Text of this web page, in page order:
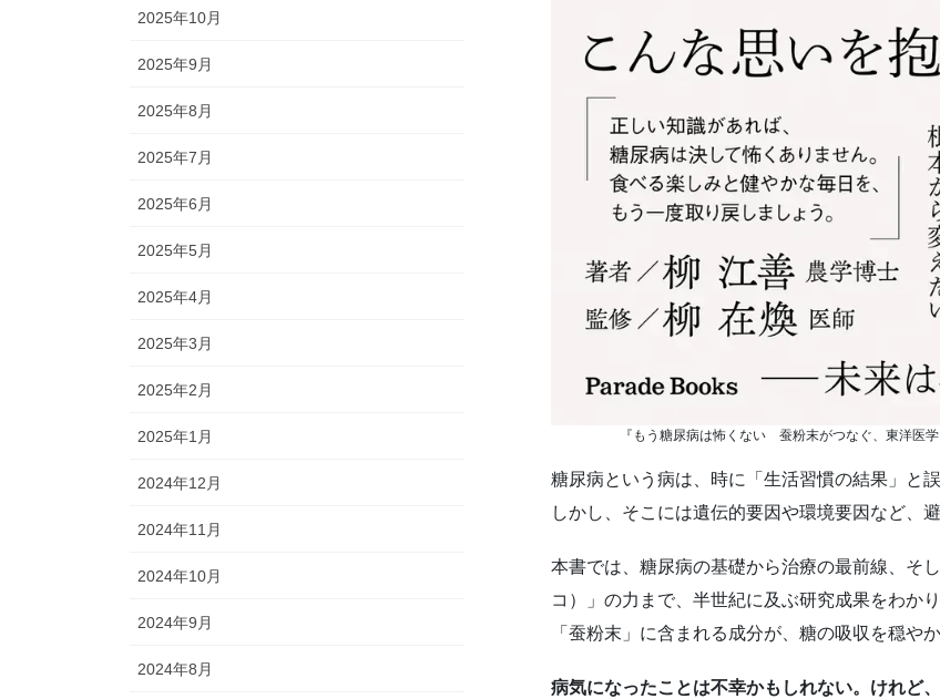
『もう糖尿病は怖くない 蚕粉末がつなぐ、東洋医
糖尿病という病は、時に「生活習慣の結果」と
しかし、そこには遺伝的要因や環境要因など、
本書では、糖尿病の基礎から治療の最前線、そ
コ）」の力まで、半世紀に及ぶ研究成果をわかり
「蚕粉末」に含まれる成分が、糖の吸収を穏や
病気になったことは不幸かもしれない。けれど
2025年10月
2025年9月
2025年8月
2025年7月
2025年6月
2025年5月
2025年4月
2025年3月
2025年2月
2025年1月
2024年12月
2024年11月
2024年10月
2024年9月
2024年8月